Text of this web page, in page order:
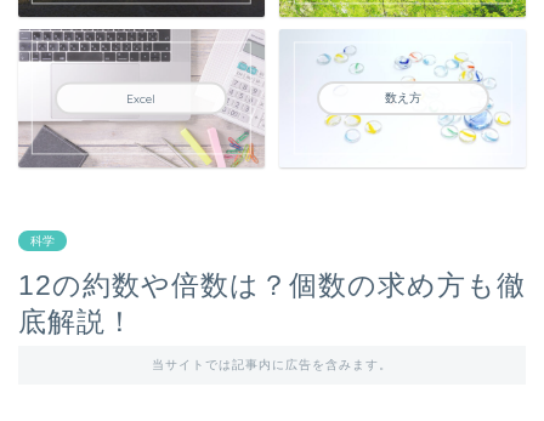
Excel 数え方
科学
12の約数や倍数は？個数の求め方も徹
底解説！
当サイトでは記事内に広告を含みます。